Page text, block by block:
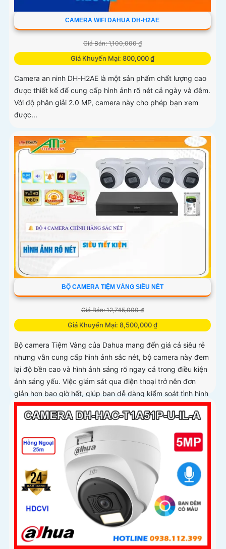
CAMERA WIFI DAHUA DH-H2AE
Giá Bán: 1,100,000 ₫
Giá Khuyến Mại: 800,000 ₫
Camera an ninh DH-H2AE là một sản phẩm chất lượng cao
được thiết kế để cung cấp hình ảnh rõ nét cả ngày và đêm.
Với độ phân giải 2.0 MP, camera này cho phép bạn xem
được...
BỘ CAMERA TIỆM VÀNG SIÊU NÉT
Giá Bán: 12,745,000 ₫
Giá Khuyến Mại: 8,500,000 ₫
Bộ camera Tiệm Vàng của Dahua mang đến giá cả siêu rẻ
nhưng vẫn cung cấp hình ảnh sắc nét, bộ camera này đem
lại độ bền cao và hình ảnh sáng rõ ngay cả trong điều kiện
ánh sáng yếu. Việc giám sát qua điện thoại trở nên đơn
giản hơn bao giờ hết, giúp bạn dễ dàng kiểm soát tình hình
mọi lúc mọi nơi